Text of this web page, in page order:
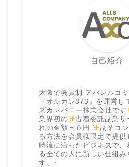
自己紹介
大阪で会員制 アパレルコ
『オルカン373』を運営し
ズカンパニー株式会社です
業界初の
古着委託副業サ
れの金額＝０円
副業コ
る方法を会員様限定で提供
時流に沿ったビジネスで、
る全ての人に新しい仕組み
す。♪